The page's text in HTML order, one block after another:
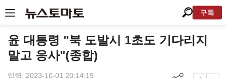
구독
윤 대통령 "북 도발시 1초도 기다리지
말고 응사"(종합)
입력: 2023-10-01 20:14:19